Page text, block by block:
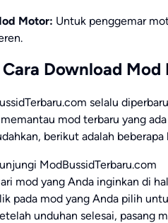
Motor: Untuk penggemar
Download Mod
selalu
mod terbaru yang
berikut adalah
ModBussidTerbaru.com
mod yang Anda inginkan di
pada mod yang Anda pilih
unduhan selesai, pasang